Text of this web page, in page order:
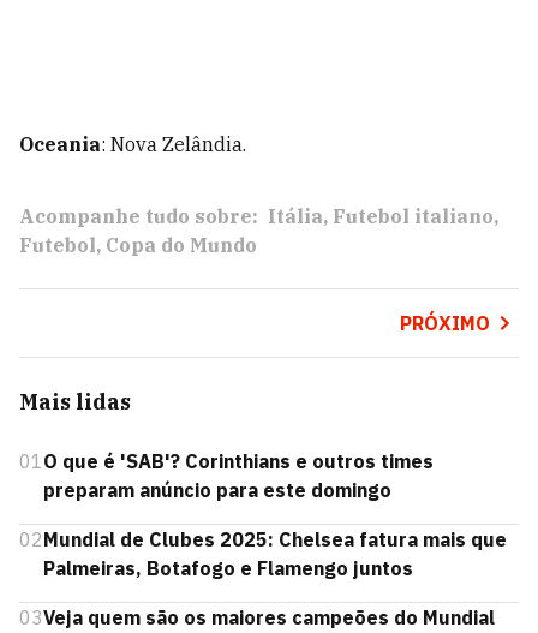
Oceania: Nova Zelândia.
Acompanhe tudo sobre: Itália Futebol italiano
Futebol Copa do Mundo
PRÓXIMO
Mais lidas
01O que é 'SAB'? Corinthians e outros times
preparam anúncio para este domingo
02Mundial de Clubes 2025: Chelsea fatura mais que
Palmeiras, Botafogo e Flamengo juntos
03Veja quem são os maiores campeões do Mundial